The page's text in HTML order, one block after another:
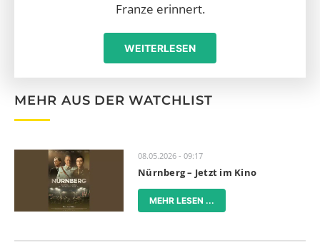
Franze erinnert.
WEITERLESEN
MEHR AUS DER WATCHLIST
08.05.2026 - 09:17
Nürnberg – Jetzt im Kino
MEHR LESEN ...